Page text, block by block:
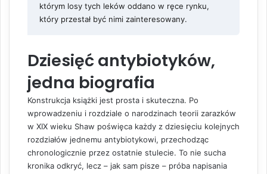
którym losy tych leków oddano w ręce rynku,
który przestał być nimi zainteresowany.
Dziesięć antybiotyków,
jedna biografia
Konstrukcja książki jest prosta i skuteczna. Po
wprowadzeniu i rozdziale o narodzinach teorii zarazków
w XIX wieku Shaw poświęca każdy z dziesięciu kolejnych
rozdziałów jednemu antybiotykowi, przechodząc
chronologicznie przez ostatnie stulecie. To nie sucha
kronika odkryć, lecz – jak sam pisze – próba napisania